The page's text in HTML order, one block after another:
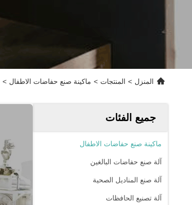
المنزل > المنتجات > ماكينة صنع حفاضات الاطفال >
جميع الفئات
ماكينة صنع حفاضات الاطفال
آلة صنع حفاضات البالغين
آلة صنع المناديل الصحية
آلة تصنيع الحافظات